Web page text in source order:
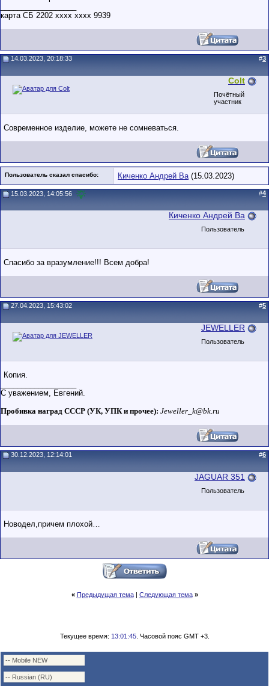
карта СБ 2202 хххх хххх 9939
14.03.2023, 20:18:33 #3
Colt
Почётный
участник
Современное изделие, можете не сомневаться.
Пользователь сказал cпасибо: Киченко Андрей Ва(15.03.2023)
15.03.2023, 14:05:56 #4
Киченко Андрей Ва
Пользователь
Спасибо за вразумление!!! Всем добра!
27.04.2023, 15:43:02 #5
JEWELLER
Пользователь
Копия.
С уважением, Евгений.
Пробивка наград СССР (УК, УПК и прочее): Jeweller_k@bk.ru
30.12.2023, 12:14:01 #6
JAGUAR 351
Пользователь
Новодел,причем плохой…
« Предыдущая тема| Следующая тема »
Текущее время: 13:01:45. Часовой пояс GMT +3.